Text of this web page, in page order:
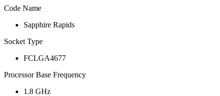
Code Name
Sapphire Rapids
Socket Type
FCLGA4677
Processor Base Frequency
1.8 GHz